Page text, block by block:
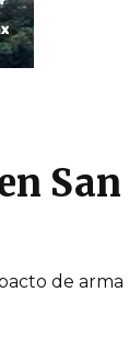
San
de arma